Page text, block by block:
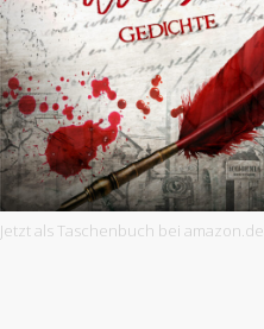
Jetzt als Taschenbuch bei amazon.de